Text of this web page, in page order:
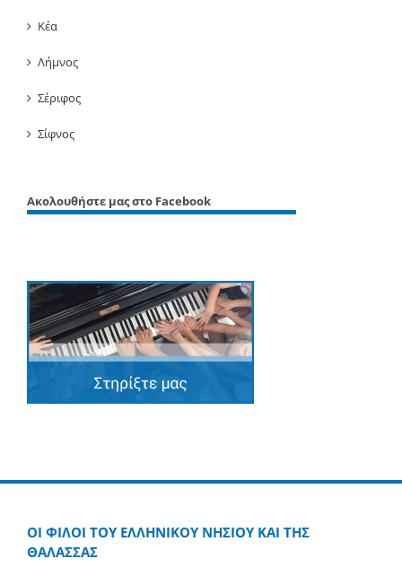
Κέα
Λήμνος
Σέριφος
Σίφνος
Ακολουθήστε μας στο Facebook
ΟΙ ΦΙΛΟΙ ΤΟΥ ΕΛΛΗΝΙΚΟΥ ΝΗΣΙΟΥ ΚΑΙ ΤΗΣ
ΘΑΛΑΣΣΑΣ